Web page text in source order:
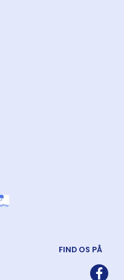
FIND OS PÅ